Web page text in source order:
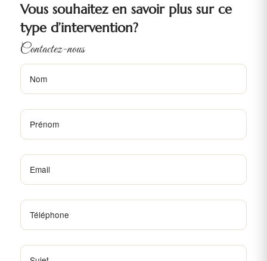
Vous souhaitez en savoir plus sur ce
type d’intervention?
Contactez-nous